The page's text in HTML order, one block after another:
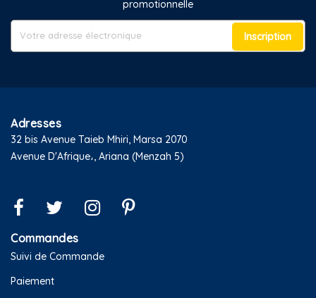
promotionnelle
Inscription
Adresses
32 bis Avenue Taieb Mhiri, Marsa 2070
Avenue D'Afrique،, Ariana (Menzah 5)
Commandes
Suivi de Commande
Paiement